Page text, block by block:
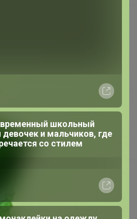
школьный
девочек и мальчиков, где
со стилем